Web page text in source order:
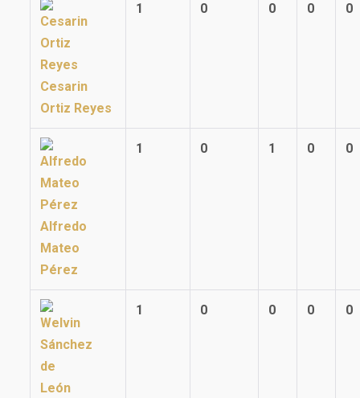
Cesarin
Ortiz Reyes
1 0 0 0 0
Alfredo
Mateo
Pérez
1 0 1 0 0
1 0 0 0 0